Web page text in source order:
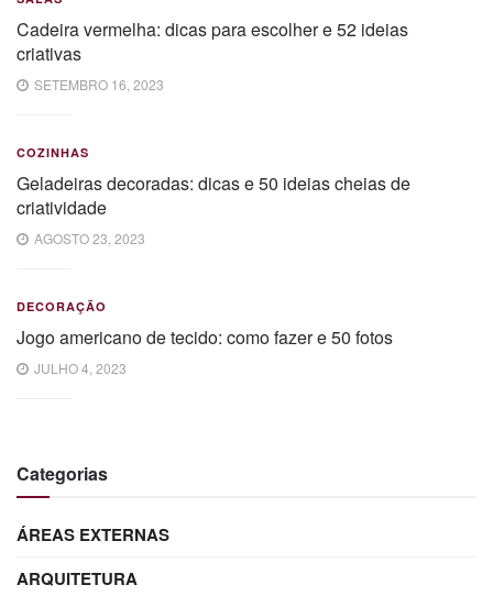
Cadeira vermelha: dicas para escolher e 52 ideias
criativas
SETEMBRO 16, 2023
COZINHAS
Geladeiras decoradas: dicas e 50 ideias cheias de
criatividade
AGOSTO 23, 2023
DECORAÇÃO
Jogo americano de tecido: como fazer e 50 fotos
JULHO 4, 2023
Categorias
ÁREAS EXTERNAS
ARQUITETURA